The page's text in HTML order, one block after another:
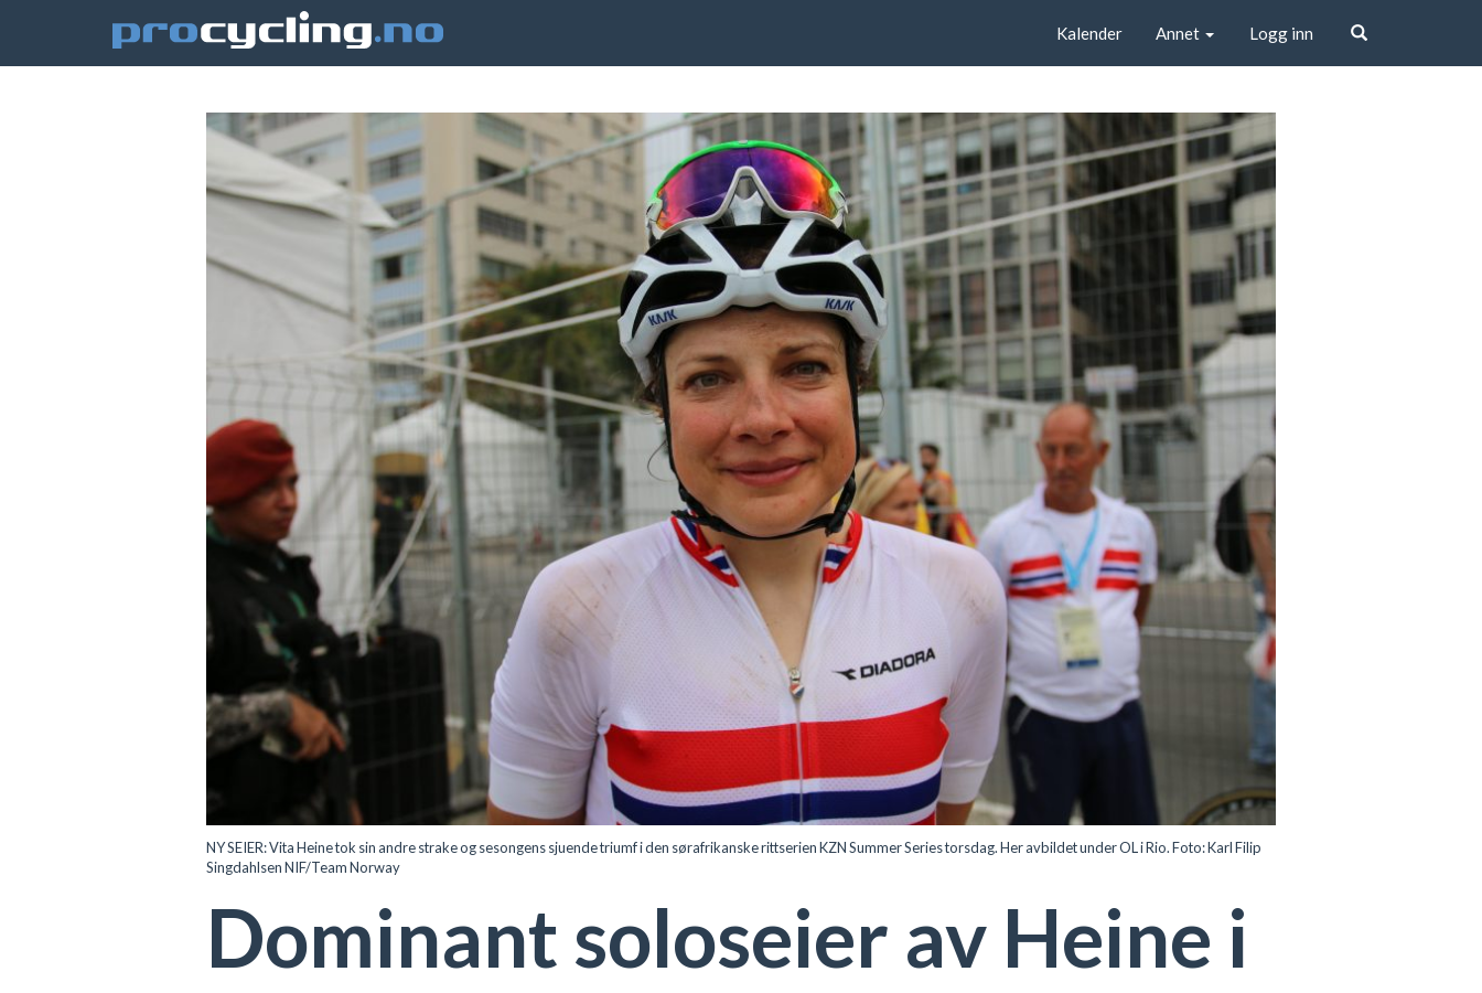
Kalender Annet Logg inn
NY SEIER: Vita Heine tok sin andre strake og sesongens sjuende triumf i den sørafrikanske rittserien KZN Summer Series torsdag. Her avbildet under OL i Rio. Foto: Karl Filip
Singdahlsen NIF/Team Norway
Dominant soloseier av Heine i